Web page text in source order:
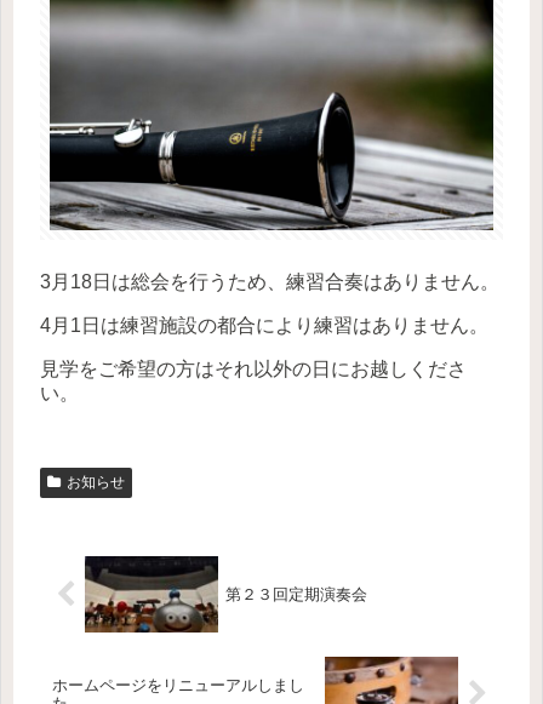
3月18日は総会を行うため、練習合奏はありません。
4月1日は練習施設の都合により練習はありません。
見学をご希望の方はそれ以外の日にお越しくださ
い。
お知らせ
第２３回定期演奏会
ホームページをリニューアルしまし